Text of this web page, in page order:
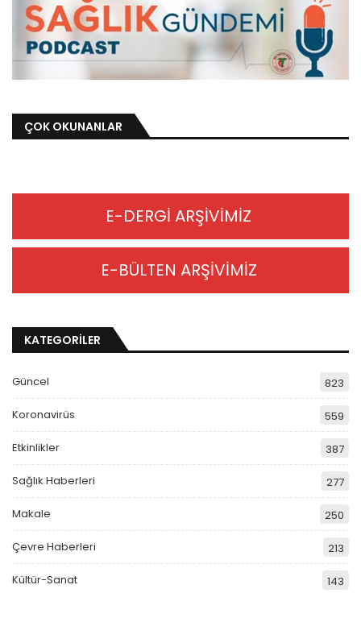
ÇOK OKUNANLAR
E-DERGİ ARŞİVİMİZ
E-BÜLTEN ARŞİVİMİZ
KATEGORİLER
Güncel 823
Koronavirüs 559
Etkinlikler 387
Sağlık Haberleri 277
Makale 250
Çevre Haberleri 213
Kültür-Sanat 143